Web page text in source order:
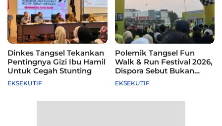
Dinkes Tangsel Tekankan
Pentingnya Gizi Ibu Hamil
Untuk Cegah Stunting
EKSEKUTIF
Polemik Tangsel Fun
Walk & Run Festival 2026,
Dispora Sebut Bukan
Agenda Pemkot
EKSEKUTIF